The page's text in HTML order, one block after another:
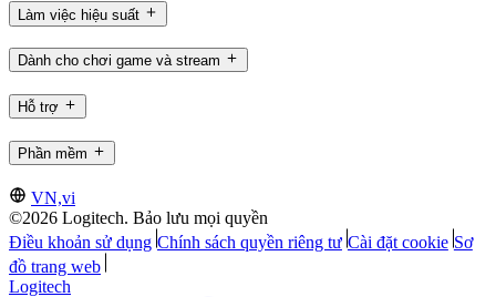
Làm việc hiệu suất
Dành cho chơi game và stream
Hỗ trợ
Phần mềm
VN,vi
©2026 Logitech. Bảo lưu mọi quyền
Điều khoản sử dụng Chính sách quyền riêng tư Cài đặt cookie Sơ
đồ trang web
Logitech